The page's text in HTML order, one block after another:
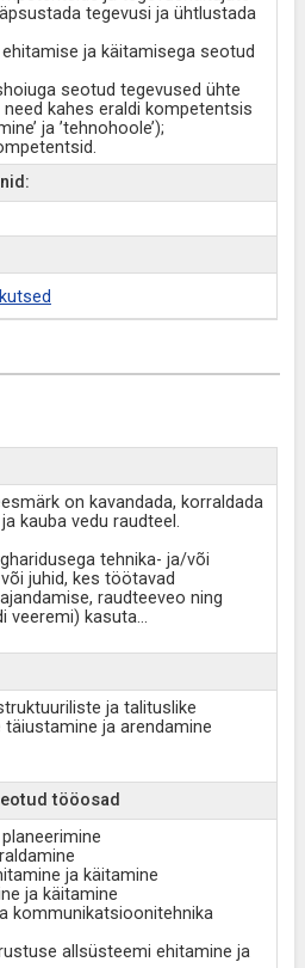
tegevusi ja ühtlustada
ja käitamisega seotud
seotud tegevused ühte
kahes eraldi kompetentsis
ja ’tehnohoole’);
on kavandada, korraldada
kauba vedu raudteel.
tehnika- ja/või
juhid, kes töötavad
raudteeveo ning
veeremi) kasuta...
ja talituslike
ja arendamine
tööosad
ja käitamine
ja käitamine
kommunikatsioonitehnika
allsüsteemi ehitamine ja